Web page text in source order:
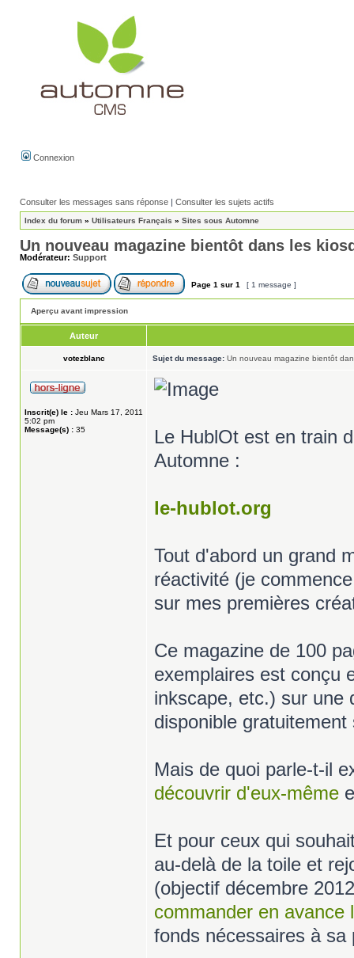
Connexion
Consulter les messages sans réponse | Consulter les sujets actifs
Index du forum » Utilisateurs Français » Sites sous Automne
Un nouveau magazine bientôt dans les
Modérateur: Support
Page 1 sur 1 [ 1 message ]
Aperçu avant impression
Auteur
votezblanc Sujet du message: Un nouveau magazine bientôt
Inscrit(e) le : Jeu Mars 17, 2011
5:02 pm
Message(s) : 35
Le HublOt est en train
Automne :
le-hublot.org
Tout d'abord un grand
réactivité (je
sur mes premières
Ce magazine de 100
exemplaires est conçu
inkscape, etc.) sur une
disponible
Mais de quoi parle-t-il
découvrir d'eux-même
Et pour ceux qui
au-delà de la toile et
(objectif décembre
commander en avance
fonds nécessaires à sa